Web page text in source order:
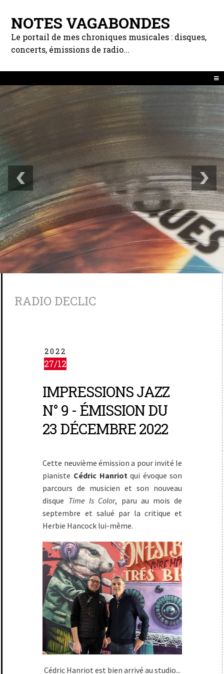
NOTES VAGABONDES
Le portail de mes chroniques musicales : disques,
concerts, émissions de radio...
RADIO DECLIC
2022
27/12
IMPRESSIONS JAZZ
N° 9 - ÉMISSION DU
23 DÉCEMBRE 2022
Cette neuvième émission a pour invité le
pianiste Cédric Hanriotqui évoque son
parcours de musicien et son nouveau
disque Time Is Color, paru au mois de
septembre et salué par la critique et
Herbie Hancock lui-même.
Cédric Hanriot est bien arrivé au studio...